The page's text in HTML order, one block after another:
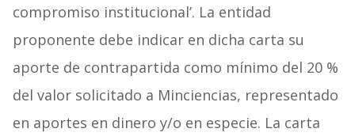
compromiso institucional’. La entidad
proponente debe indicar en dicha carta su
aporte de contrapartida como mínimo del 20 %
del valor solicitado a Minciencias, representado
en aportes en dinero y/o en especie. La carta